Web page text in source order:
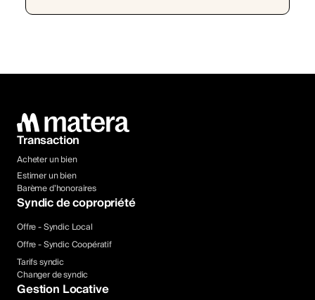
Transaction
Acheter un bien
Estimer un bien
Barème d’honoraires
Syndic de copropriété
Offre - Syndic Local
Offre - Syndic Coopératif
Tarifs syndic
Changer de syndic
Gestion Locative